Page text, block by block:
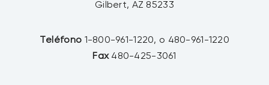
Gilbert, AZ 85233
Teléfono 1-800-961-1220, o 480-961-1220
Fax 480-425-3061